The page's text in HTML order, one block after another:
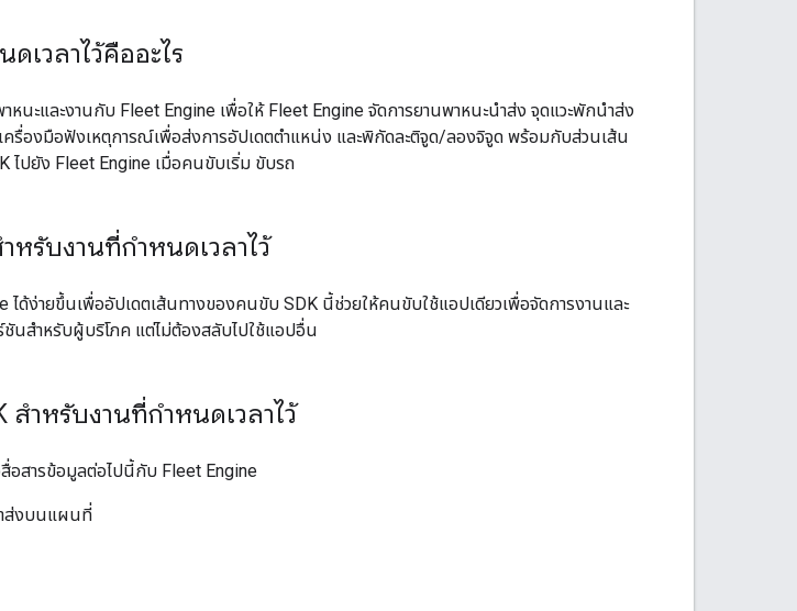
เวลาไว้คืออะไร
าหนะและงานกับ Fleet Engine เพื่อให้ Fleet Engine จัดการยานพาหนะนำส่ง จุดแวะพักนำส่ง
เครื่องมือฟังเหตุการณ์เพื่อส่งการอัปเดตตำแหน่ง และพิกัดละติจูด/ลองจิจูด พร้อมกับส่วนเส้น
ไปยัง Fleet Engine เมื่อคนขับเริ่ม ขับรถ
หรับงานที่กำหนดเวลาไว้
ได้ง่ายขึ้นเพื่ออัปเดตเส้นทางของคนขับ SDK นี้ช่วยให้คนขับใช้แอปเดียวเพื่อจัดการงานและ
ชันสำหรับผู้บริโภค แต่ไม่ต้องสลับไปใช้แอปอื่น
สำหรับงานที่กำหนดเวลาไว้
สื่อสารข้อมูลต่อไปนี้กับ Fleet Engine
ำส่งบนแผนที่